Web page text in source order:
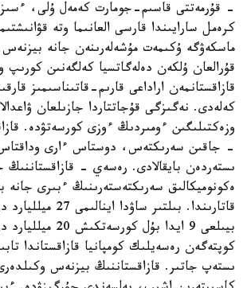
- قۇرمەتتى قاسىم-جومارت كەمەل ۇلى،
كرەمل سارايىندا قارسى العانىما وتە
ماسكەۋگە ۇكىمەت مۇشەلەرىنەن جانە بيزنەس
قۇرالعان ۇلكەن دەلەگاتسيا كەلگەنىن كورىپ
قازاقستانمەن اراداعى قارىم-قاتىناسىمىز
كەلەدى. نەگىزگى قۇجاتتاردا جازىلعان
وزەكتىلىگىن ءومىردىڭ ءوزى كورسەتۋدە.
- جاقىن سەرىكتەس، دوستاس ءارى
ىستەردەن بايقالادى. رەسەي -
ەكونوميكالىق سەرىكتەستەرىنىڭ ءبىرى جانە
قاتارىندا. بىلتىر
بيىلعى 9 ايدا بۇل
كوپتەگەن رەسەيلىك كومپانيا قازاقستاندا
ىستەپ جاتىر. قازاقستاننىڭ بيزنەس